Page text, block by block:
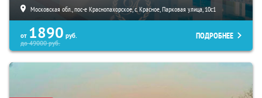
Московская обл., пос-е Краснопахорское, с. Красное, Парковая улица, 10с1
от 1890 руб.
до49000руб.
ПОДРОБНЕЕ